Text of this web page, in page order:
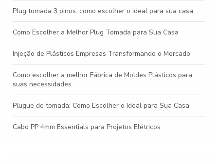
Plug tomada 3 pinos: como escolher o ideal para sua casa
Como Escolher a Melhor Plug Tomada para Sua Casa
Injeção de Plásticos Empresas Transformando o Mercado
Como escolher a melhor Fábrica de Moldes Plásticos para
suas necessidades
Plugue de tomada: Como Escolher o Ideal para Sua Casa
Cabo PP 4mm Essentials para Projetos Elétricos